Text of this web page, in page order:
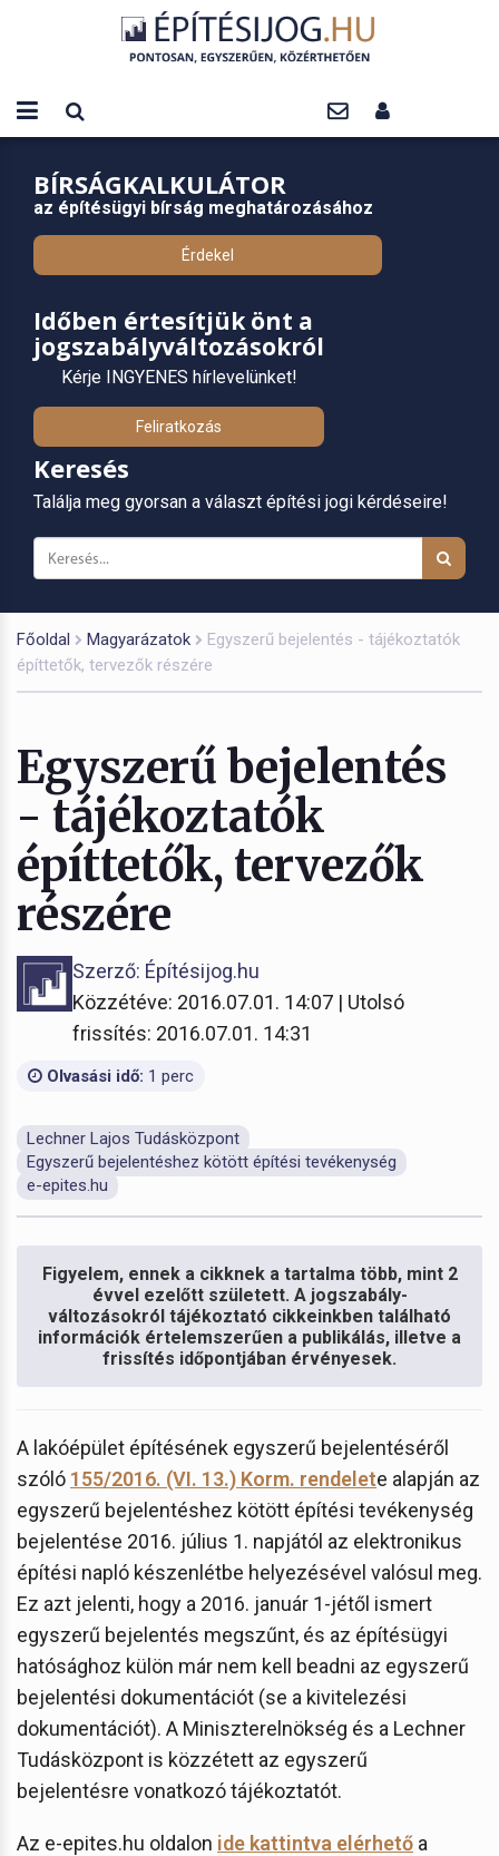
BÍRSÁGKALKULÁTOR
az építésügyi bírság meghatározásához
Érdekel
Időben értesítjük önt a
jogszabályváltozásokról
Kérje INGYENES hírlevelünket!
Feliratkozás
Keresés
Találja meg gyorsan a választ építési jogi kérdéseire!
Főoldal Magyarázatok
Egyszerű bejelentés - tájékoztatók
építtetők, tervezők részére
Egyszerű bejelentés
- tájékoztatók
építtetők, tervezők
részére
Szerző: Építésijog.hu
Közzétéve: 2016.07.01. 14:07 | Utolsó
frissítés: 2016.07.01. 14:31
Olvasási idő: 1 perc
Lechner Lajos Tudásközpont
Egyszerű bejelentéshez kötött építési tevékenység
e-epites.hu
Figyelem, ennek a cikknek a tartalma több, mint 2
évvel ezelőtt született. A jogszabály-
változásokról tájékoztató cikkeinkben található
információk értelemszerűen a publikálás, illetve a
frissítés időpontjában érvényesek.
A lakóépület építésének egyszerű bejelentéséről
szóló 155/2016. (VI. 13.) Korm. rendelete alapján az
egyszerű bejelentéshez kötött építési tevékenység
bejelentése 2016. július 1. napjától az elektronikus
építési napló készenlétbe helyezésével valósul meg.
Ez azt jelenti, hogy a 2016. január 1-jétől ismert
egyszerű bejelentés megszűnt, és az építésügyi
hatósághoz külön már nem kell beadni az egyszerű
bejelentési dokumentációt (se a kivitelezési
dokumentációt). A Miniszterelnökség és a Lechner
Tudásközpont is közzétett az egyszerű
bejelentésre vonatkozó tájékoztatót.
Az e-epites.hu oldalon ide kattintva elérhető a